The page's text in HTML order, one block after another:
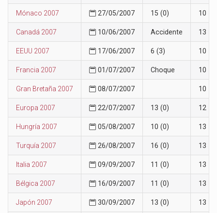
Mónaco 2007 27/05/2007 15 (0) 10
Canadá 2007 10/06/2007 Accidente 13
EEUU 2007 17/06/2007 6 (3) 10
Francia 2007 01/07/2007 Choque 10
Gran Bretaña 2007 08/07/2007 10
Europa 2007 22/07/2007 13 (0) 12
Hungría 2007 05/08/2007 10 (0) 13
Turquía 2007 26/08/2007 16 (0) 13
Italia 2007 09/09/2007 11 (0) 13
Bélgica 2007 16/09/2007 11 (0) 13
Japón 2007 30/09/2007 13 (0) 13